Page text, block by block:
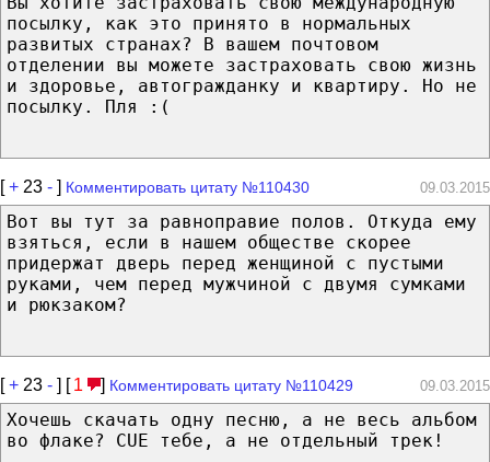
посылку, как это принято в нормальных
развитых странах? В вашем почтовом
отделении вы можете застраховать свою жизнь
и здоровье, автогражданку и квартиру. Но не
посылку. Пля :(
[+ 23 - ] Комментировать цитату №110430 09.03.2015
Вот вы тут за равноправие полов. Откуда ему
взяться, если в нашем обществе скорее
придержат дверь перед женщиной с пустыми
руками, чем перед мужчиной с двумя сумками
и рюкзаком?
[+ 23 - ] [ 1 ] Комментировать цитату №110429 09.03.2015
Хочешь скачать одну песню, а не весь альбом
во флаке? CUE тебе, а не отдельный трек!